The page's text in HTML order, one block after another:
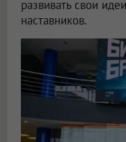
развивать свои
наставников.